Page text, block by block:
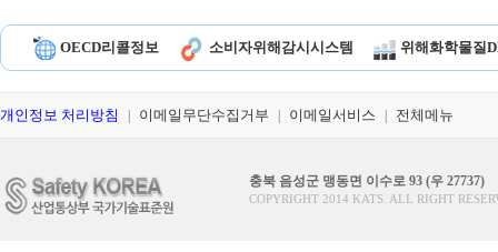
OECD리콜정보 소비자위해감시시스템 위해화학물질
개인정보 처리방침 이메일무단수집거부 이메일서비스 전체메뉴
충북 음성군 맹동면 이수로 93 (우 27737)
COPYRIGHT 2014 KATS. ALL RIGHT